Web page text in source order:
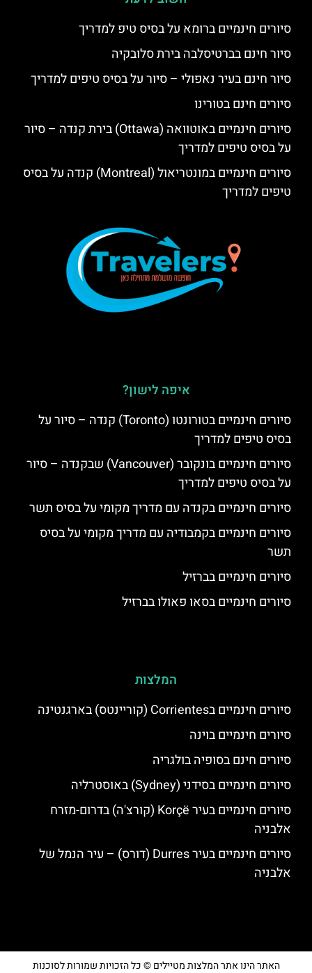
סיורים חינמיים ברומא על בסיס טיפ למדריך
סיור חינם בברטיסלבה בירת סלובקיה
סיור חינם בעיר נאפולי – סיור על בסיס טיפים למדריך
סיורים חינם בטורינו
סיורים חינמיים באוטוואה (Ottawa) בירת קנדה – סיור
על בסיס טיפים למדריך
סיורים חינמיים במונטריאול (Montreal) קנדה על בסיס
טיפים למדריך
איפה לישון?
סיורים חינמיים בטורונטו (Toronto) קנדה – סיור על
בסיס טיפים למדריך
סיורים חינמיים בונקובר (Vancouver) שבקנדה – סיור
על בסיס טיפים למדריך
סיורים חינמיים בקנדה עם מדריך מקומי על בסיס תשר
סיורים חינמיים בקמבודיה עם מדריך מקומי על בסיס
תשר
סיורים חינמיים בברזיל
סיורים חינמיים בסאו פאולו בברזיל
המלצות
סיורים חינמיים בCorrientes (קוריינטס) בארגנטינה
סיורים חינמיים בוינה
סיורים חינם בסופיה בולגריה
סיורים חינמיים בסידני (Sydney) באוסטרליה
סיורים חינמיים בעיר Korçë (קורצ'ה) בדרום-מזרח
אלבניה
סיורים חינמיים בעיר Durres (דורס) – עיר הנמל של
אלבניה
האתר הינו אתר המלצות מטיילים © כל הזכויות שמורות לסוכנות